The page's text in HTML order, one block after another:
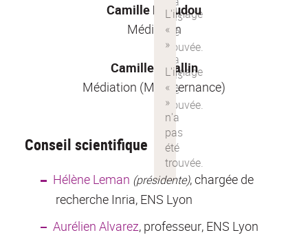
Camille Beaudou
Médiation
Camille Rivallin
Médiation (M2 alternance)
Conseil scientifique
Hélène Leman (présidente), chargée de
recherche Inria, ENS Lyon
Aurélien Alvarez, professeur, ENS Lyon